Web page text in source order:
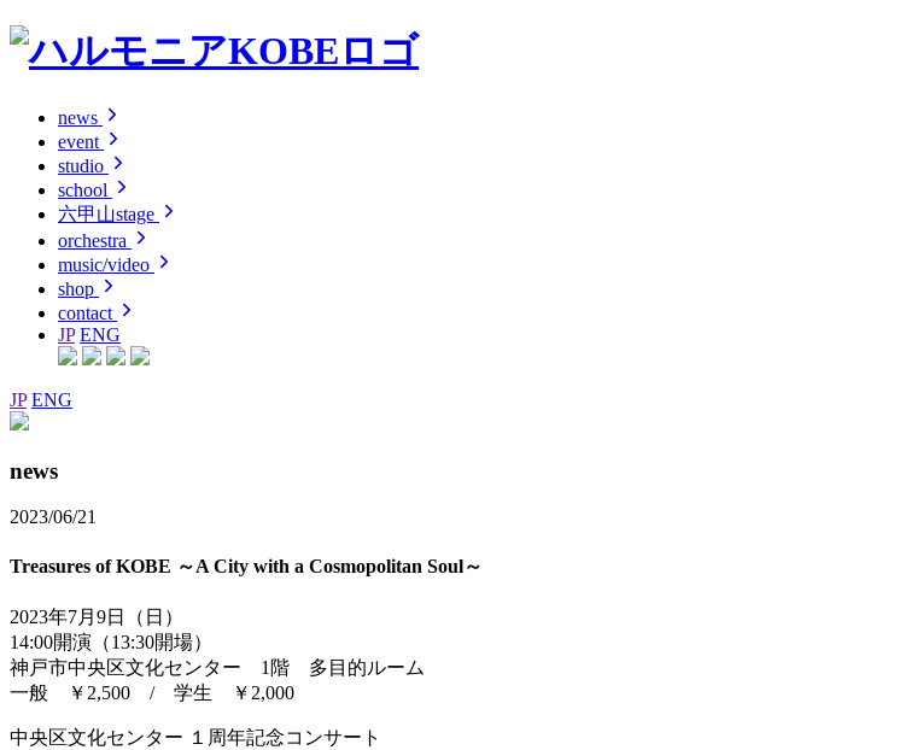
news
event
studio
school
六甲山stage
orchestra
music/video
shop
contact
JP ENG
JP ENG
news
2023/06/21
Treasures of KOBE ～A City with a Cosmopolitan Soul～
2023年7月9日（日）
14:00開演（13:30開場）
神戸市中央区文化センター 1階 多目的ルーム
一般 ￥2,500 / 学生 ￥2,000
中央区文化センター １周年記念コンサート